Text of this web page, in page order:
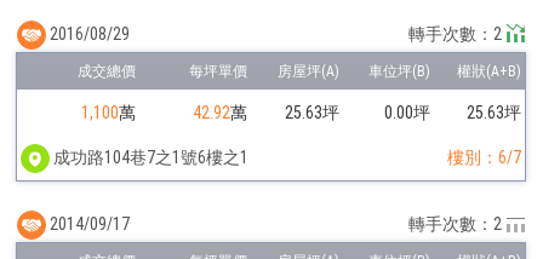
1,100萬 42.92萬 25.63坪 0.00坪 25.63坪
成功路104巷7之1號6樓之1 樓別：6/7
2016/08/29 轉手次數：2
2014/09/17 轉手次數：2